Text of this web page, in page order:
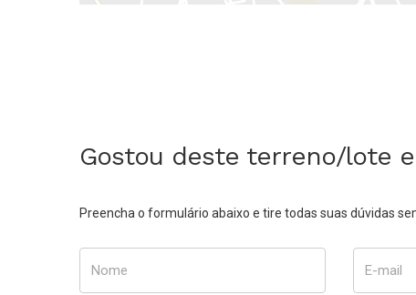
Gostou deste terreno/lote
Preencha o formulário abaixo e tire todas suas dúvidas